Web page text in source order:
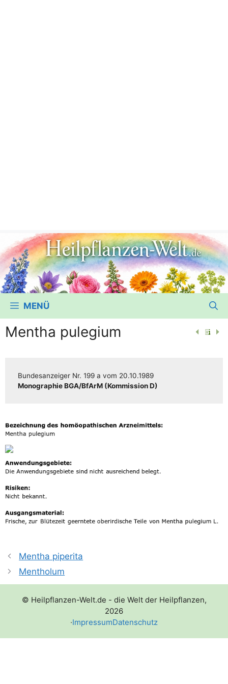
MENÜ
Mentha pulegium
Bun­des­an­zei­ger Nr. 199 a vom 20.10.1989
Mono­gra­phie BGA/​​BfArM (Kom­mis­si­on D)
Mentha piperita
Mentholum
© Heilpflanzen-Welt.de - die Welt der Heilpflanzen,
2026
·ImpressumDatenschutz